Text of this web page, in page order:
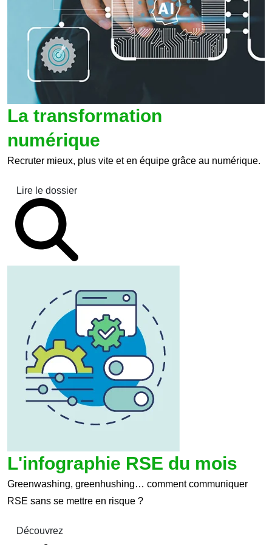
La transformation
numérique
Recruter mieux, plus vite et en équipe grâce au numérique.
Lire le dossier
L'infographie RSE du mois
Greenwashing, greenhushing… comment communiquer
RSE sans se mettre en risque ?
Découvrez